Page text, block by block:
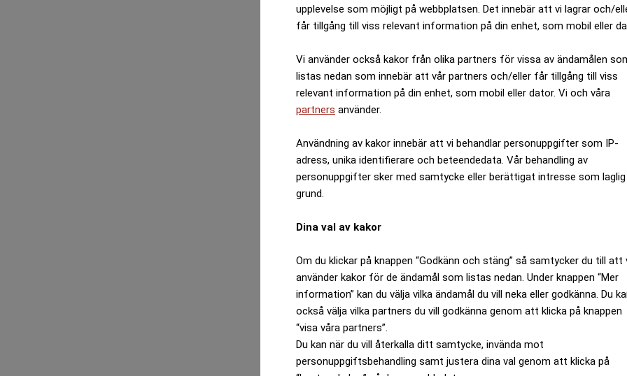
upplevelse som möjligt på webbplatsen. Det innebär att vi lagrar och/
får tillgång till viss relevant information på din enhet, som mobil eller
Vi använder också kakor från olika partners för vissa av ändamålen
listas nedan som innebär att vår partners och/eller får tillgång till viss
relevant information på din enhet, som mobil eller dator. Vi och våra
partners använder.
Användning av kakor innebär att vi behandlar personuppgifter som IP-
adress, unika identifierare och beteendedata. Vår behandling av
personuppgifter sker med samtycke eller berättigat intresse som laglig
grund.
Dina val av kakor
Om du klickar på knappen “Godkänn och stäng” så samtycker du till att
använder kakor för de ändamål som listas nedan. Under knappen “Mer
information” kan du välja vilka ändamål du vill neka eller godkänna. Du
också välja vilka partners du vill godkänna genom att klicka på knappen
“visa våra partners”.
Du kan när du vill återkalla ditt samtycke, invända mot
personuppgiftsbehandling samt justera dina val genom att klicka på